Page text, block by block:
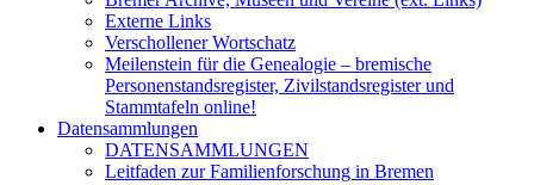
Externe Links
Verschollener Wortschatz
Meilenstein für die Genealogie – bremische
Personenstandsregister, Zivilstandsregister und
Stammtafeln online!
Datensammlungen
DATENSAMMLUNGEN
Leitfaden zur Familienforschung in Bremen